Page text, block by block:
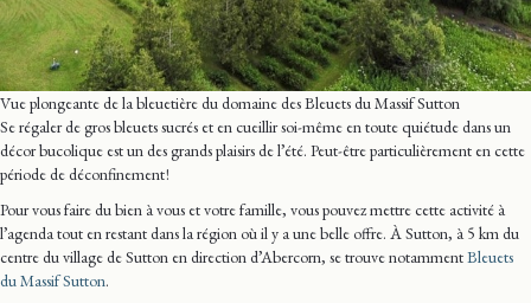
Vue plongeante de la bleuetière du domaine des Bleuets du Massif Sutton
Se régaler de gros bleuets sucrés et en cueillir soi-même en toute quiétude dans un
décor bucolique est un des grands plaisirs de l’été. Peut-être particulièrement en cette
période de déconfinement !
Pour vous faire du bien à vous et votre famille, vous pouvez mettre cette activité à
l’agenda tout en restant dans la région où il y a une belle offre. À Sutton, à 5 km du
centre du village de Sutton en direction d’Abercorn, se trouve notammentBleuets
du Massif Sutton.